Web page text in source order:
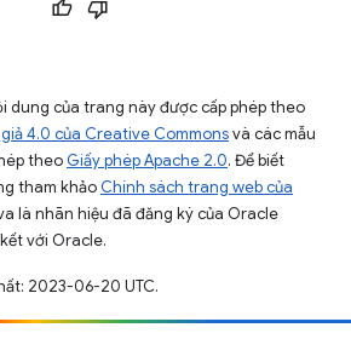
dung của trang này được cấp phép theo
4.0 của Creative Commonsvà các mẫu
theo Giấy phép Apache 2.0. Để biết
tham khảo Chính sách trang web của
là nhãn hiệu đã đăng ký của Oracle
với Oracle.
2023-06-20 UTC.